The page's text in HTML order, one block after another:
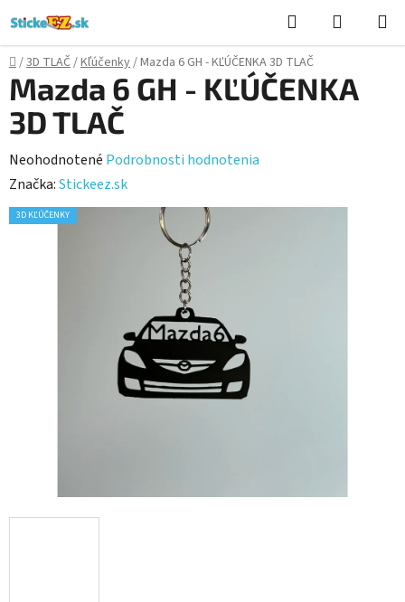
na
obsah
Hľadať
KOŠÍK
Domov
/3D TLAČ/Kľúčenky/Mazda 6 GH - KĽÚČENKA 3D TLAČ
Mazda 6 GH - KĽÚČENKA
3D TLAČ
Priemerné
hodnotenie
produktu
Neohodnotené Podrobnosti hodnotenia
Značka:Stickeez.sk
3D KĽÚČENKY